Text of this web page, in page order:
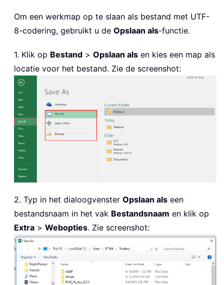
Om een werkmap op te slaan als bestand met UTF-
8-codering, gebruikt u de Opslaan als-functie.
1. Klik op Bestand > Opslaan als en kies een map als
locatie voor het bestand. Zie de screenshot:
2. Typ in het dialoogvenster Opslaan als een
bestandsnaam in het vak Bestandsnaam en klik op
Extra > Webopties. Zie screenshot: